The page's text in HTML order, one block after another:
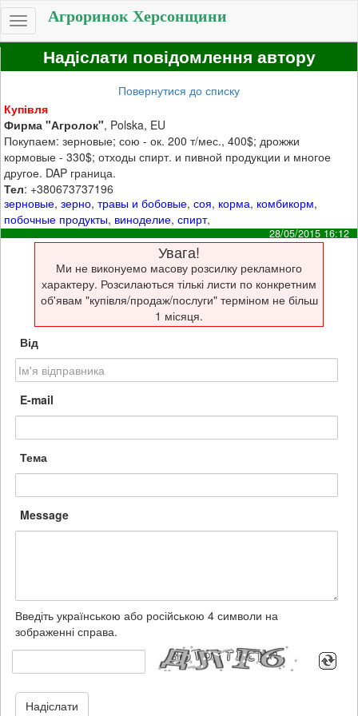
Toggle
navigation
Агроринок Херсонщини
Надіслати повідомлення автору
Повернутися до списку
Купівля
Фирма "Агролок", Polska, EU
Покупаем: зерновые; сою - ок. 200 т/мес., 400$; дрожжи
кормовые - 330$; отходы спирт. и пивной продукции и многое
другое. DAP граница.
Тел: +380673737196
зерновые,зерно,травы и бобовые,соя, корма, комбикорм,
побочные продукты, виноделие,спирт,
28/05/2015 16:12
Увага!
Ми не виконуемо масову розсилку рекламного
характеру. Розсилаються тількі листи по конкретним
об'явам "купівля/продаж/послуги" терміном не більш
1 місяця.
Від
E-mail
Тема
Message
Введіть українською або російською 4 символи на
зображенні справа.
Надіслати